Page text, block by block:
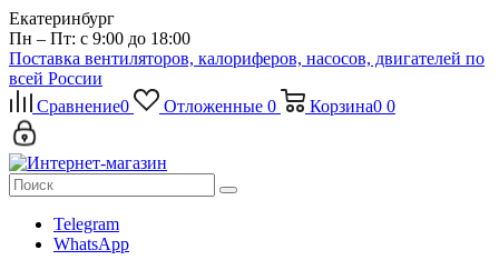
Екатеринбург
Пн – Пт: с 9:00 до 18:00
Поставка вентиляторов, калориферов, насосов, двигателей по
всей России
Сравнение0 Отложенные 0 Корзина0 0
Telegram
WhatsApp